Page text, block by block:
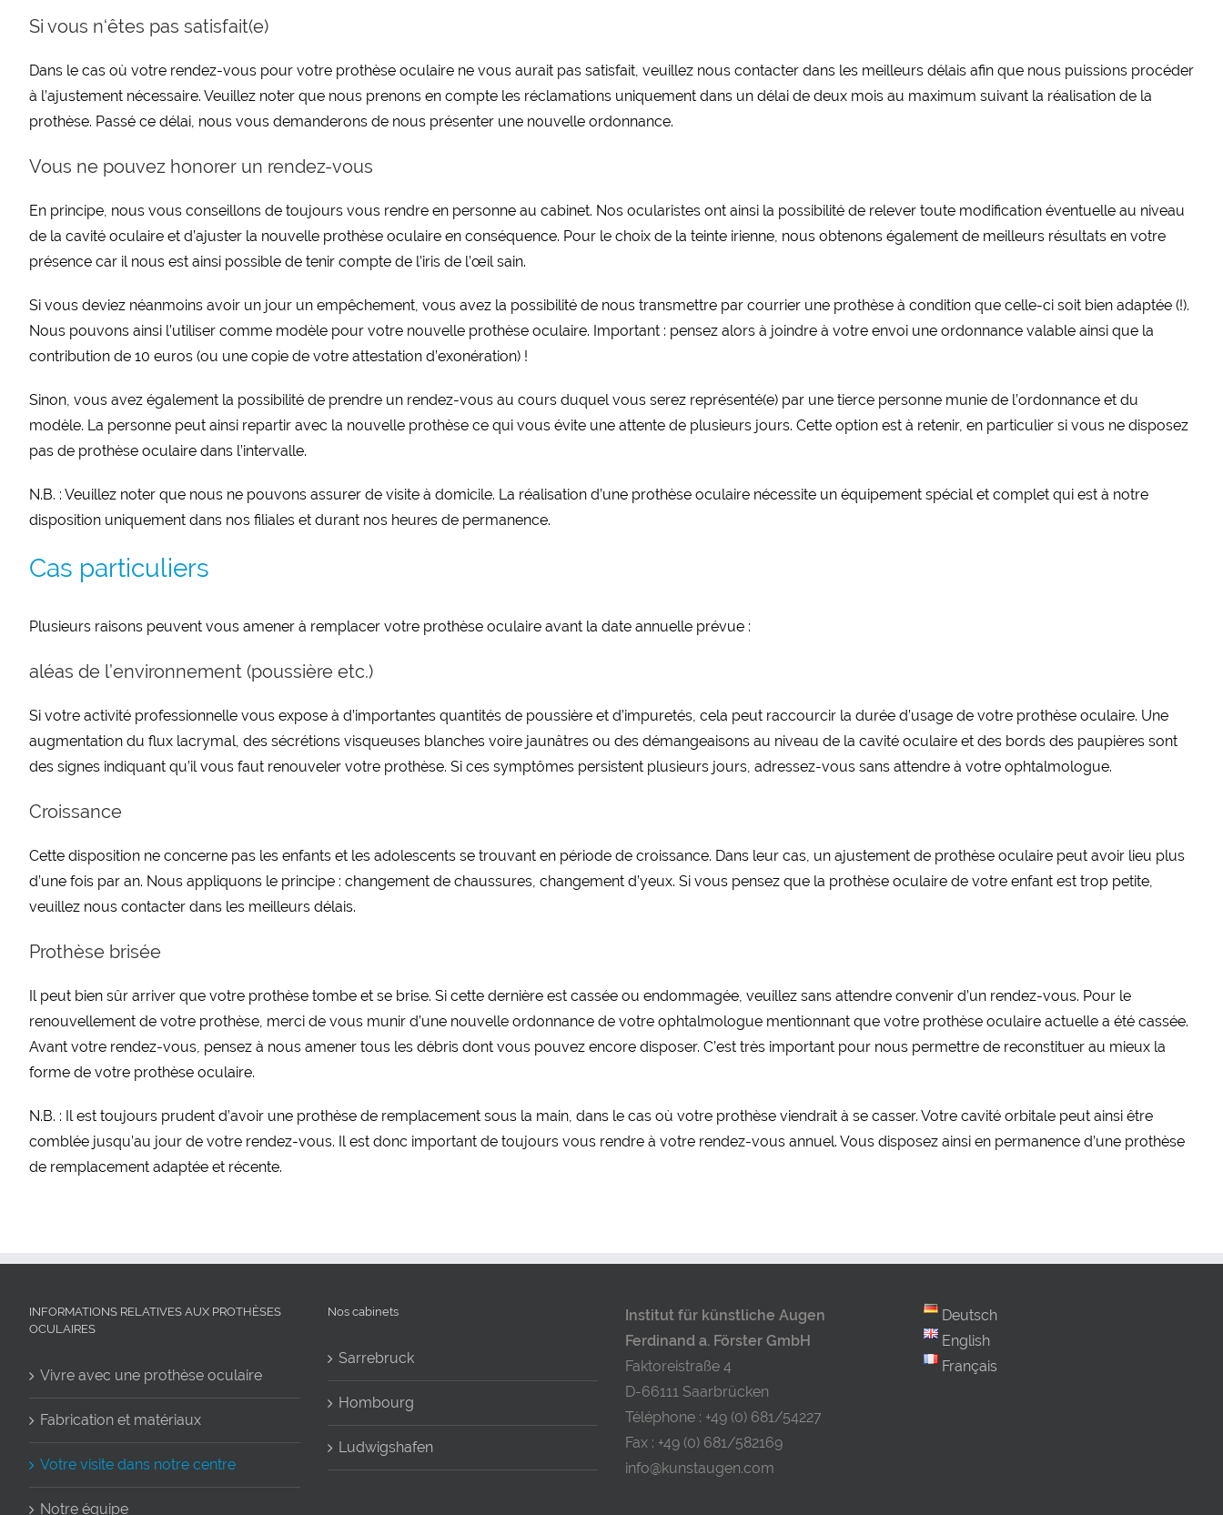
Si vous n‘êtes pas satisfait(e)
Dans le cas où votre rendez-vous pour votre prothèse oculaire ne vous aurait pas satisfait, veuillez nous contacter dans les meilleurs délais afin que nous puissions procéder
à l’ajustement nécessaire. Veuillez noter que nous prenons en compte les réclamations uniquement dans un délai de deux mois au maximum suivant la réalisation de la
prothèse. Passé ce délai, nous vous demanderons de nous présenter une nouvelle ordonnance.
Vous ne pouvez honorer un rendez-vous
En principe, nous vous conseillons de toujours vous rendre en personne au cabinet. Nos ocularistes ont ainsi la possibilité de relever toute modification éventuelle au niveau
de la cavité oculaire et d’ajuster la nouvelle prothèse oculaire en conséquence. Pour le choix de la teinte irienne, nous obtenons également de meilleurs résultats en votre
présence car il nous est ainsi possible de tenir compte de l’iris de l’œil sain.
Si vous deviez néanmoins avoir un jour un empêchement, vous avez la possibilité de nous transmettre par courrier une prothèse à condition que celle-ci soit bien adaptée (!).
Nous pouvons ainsi l’utiliser comme modèle pour votre nouvelle prothèse oculaire. Important : pensez alors à joindre à votre envoi une ordonnance valable ainsi que la
contribution de 10 euros (ou une copie de votre attestation d’exonération) !
Sinon, vous avez également la possibilité de prendre un rendez-vous au cours duquel vous serez représenté(e) par une tierce personne munie de l’ordonnance et du
modèle. La personne peut ainsi repartir avec la nouvelle prothèse ce qui vous évite une attente de plusieurs jours. Cette option est à retenir, en particulier si vous ne disposez
pas de prothèse oculaire dans l’intervalle.
N.B. : Veuillez noter que nous ne pouvons assurer de visite à domicile. La réalisation d’une prothèse oculaire nécessite un équipement spécial et complet qui est à notre
disposition uniquement dans nos filiales et durant nos heures de permanence.
Cas particuliers
Plusieurs raisons peuvent vous amener à remplacer votre prothèse oculaire avant la date annuelle prévue :
aléas de l’environnement (poussière etc.)
Si votre activité professionnelle vous expose à d’importantes quantités de poussière et d’impuretés, cela peut raccourcir la durée d’usage de votre prothèse oculaire. Une
augmentation du flux lacrymal, des sécrétions visqueuses blanches voire jaunâtres ou des démangeaisons au niveau de la cavité oculaire et des bords des paupières sont
des signes indiquant qu’il vous faut renouveler votre prothèse. Si ces symptômes persistent plusieurs jours, adressez-vous sans attendre à votre ophtalmologue.
Croissance
Cette disposition ne concerne pas les enfants et les adolescents se trouvant en période de croissance. Dans leur cas, un ajustement de prothèse oculaire peut avoir lieu plus
d’une fois par an. Nous appliquons le principe : changement de chaussures, changement d’yeux. Si vous pensez que la prothèse oculaire de votre enfant est trop petite,
veuillez nous contacter dans les meilleurs délais.
Prothèse brisée
Il peut bien sûr arriver que votre prothèse tombe et se brise. Si cette dernière est cassée ou endommagée, veuillez sans attendre convenir d’un rendez-vous. Pour le
renouvellement de votre prothèse, merci de vous munir d’une nouvelle ordonnance de votre ophtalmologue mentionnant que votre prothèse oculaire actuelle a été cassée.
Avant votre rendez-vous, pensez à nous amener tous les débris dont vous pouvez encore disposer. C’est très important pour nous permettre de reconstituer au mieux la
forme de votre prothèse oculaire.
N.B. : Il est toujours prudent d’avoir une prothèse de remplacement sous la main, dans le cas où votre prothèse viendrait à se casser. Votre cavité orbitale peut ainsi être
comblée jusqu’au jour de votre rendez-vous. Il est donc important de toujours vous rendre à votre rendez-vous annuel. Vous disposez ainsi en permanence d’une prothèse
de remplacement adaptée et récente.
INFORMATIONS RELATIVES AUX PROTHÈSES
OCULAIRES
Vivre avec une prothèse oculaire
Fabrication et matériaux
Votre visite dans notre centre
Notre équipe
Nos cabinets
Sarrebruck
Hombourg
Ludwigshafen
Institut für künstliche Augen
Ferdinand a. Förster GmbH
Faktoreistraße 4
D-66111 Saarbrücken
Téléphone : +49 (0) 681/54227
Fax : +49 (0) 681/582169
info@kunstaugen.com
Deutsch
English
Français